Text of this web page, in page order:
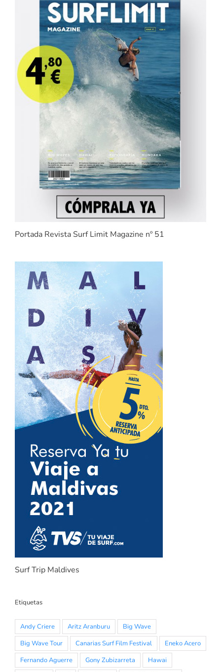
Portada Revista Surf Limit Magazine nº 51
Surf Trip Maldives
Etiquetas
Andy Criere Aritz Aranburu
Big Wave
Big Wave Tour
Canarias Surf Film Festival
Eneko Acero
Fernando Aguerre
Gony Zubizarreta
Hawai